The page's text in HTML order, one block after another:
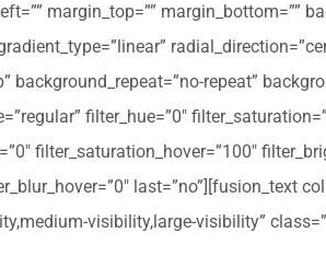
margin_top=”” margin_bottom=””
background_repeat=”no-repeat”
filter_hue=”0″
filter_saturation_hover=”100″
last=”no”][fusion_text
visibility,large-visibility”